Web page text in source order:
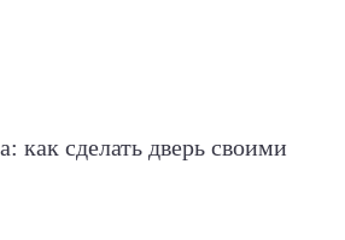
как сделать дверь своими